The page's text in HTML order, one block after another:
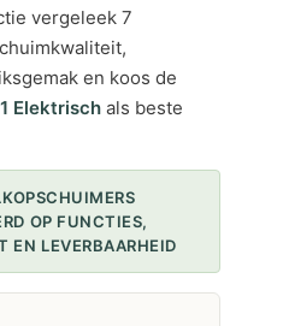
vergeleek 7
en koos de
Elektrisch als beste
OP FUNCTIES,
EN LEVERBAARHEID